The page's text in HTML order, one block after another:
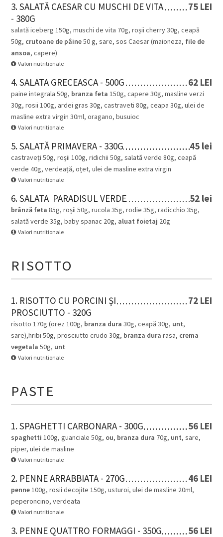
3. SALATĂ CAESAR CU MUSCHI DE VITA
- 380G
salată iceberg 150g, muschi de vita 70g, roșii cherry 30g, ceapă
50g, crutoane de pâine50 g, sare, sos Caesar (maioneza, file de
ansoa, capere)
Valori nutritionale
75 LEI
4. SALATA GRECEASCA - 500G
paine integrala 50g, branza feta 150g, capere 30g, masline verzi
30g, rosii 100g, ardei gras 30g, castraveti 80g, ceapa 30g, ulei de
masline extra virgin 30ml, oragano, busuioc
Valori nutritionale
62 LEI
5. SALATĂ PRIMAVERA - 330G
castraveți 50g, roșii 100g, ridichii 50g, salată verde 80g, ceapă
verde 40g, verdeață, oțet, ulei de masline extra virgin
Valori nutritionale
45 lei
6. SALATA PARADISUL VERDE
brânză feta 85g, roșii 50g, rucola 35g, rodie 35g, radicchio 35g,
salată verde 35g, baby spanac 20g, aluat foietaj 20g
Valori nutritionale
52 lei
RISOTTO
1. RISOTTO CU PORCINI ȘI
PROSCIUTTO - 320G
risotto 170g (orez 100g, branza dura 30g, ceapă 30g, unt,
sare),hribi 50g, prosciutto crudo 30g, branza dura rasa, crema
vegetala 50g, unt
Valori nutritionale
72 LEI
PASTE
1. SPAGHETTI CARBONARA - 300G
spaghetti 100g, guanciale 50g, ou, branza dura 70g, unt, sare,
piper, ulei de masline
Valori nutritionale
56 LEI
2. PENNE ARRABBIATA - 270G
penne100g, rosii decojite 150g, usturoi, ulei de masline 20ml,
peperoncino, verdeata
Valori nutritionale
46 LEI
3. PENNE QUATTRO FORMAGGI - 350G 56 LEI